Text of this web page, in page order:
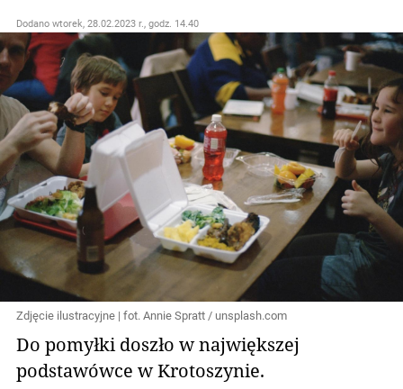
Dodano wtorek, 28.02.2023 r., godz. 14.40
Zdjęcie ilustracyjne | fot. Annie Spratt / unsplash.com
Do pomyłki doszło w największej
podstawówce w Krotoszynie.